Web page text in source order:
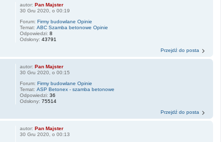
autor:Pan Majster
30 Gru 2020, o 00:19
Forum:Firmy budowlane Opinie
Temat:ABC Szamba betonowe Opinie
Odpowiedzi:8
Odsłony:43791
Przejdź do posta
autor:Pan Majster
30 Gru 2020, o 00:15
Forum:Firmy budowlane Opinie
Temat:ASP Betonex - szamba betonowe
Odpowiedzi:36
Odsłony:75514
Przejdź do posta
autor:Pan Majster
30 Gru 2020, o 00:13